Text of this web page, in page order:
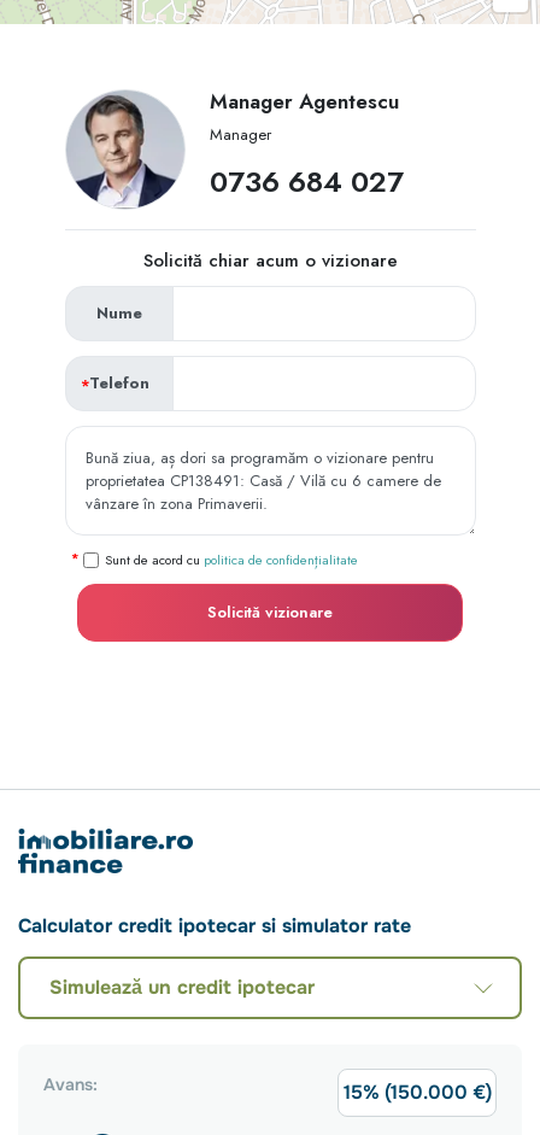
Manager Agentescu
Manager
‭0736 684 027‬
Solicită chiar acum o vizionare
Nume
Telefon
Sunt de acord cu politica de confidențialitate
Solicită vizionare